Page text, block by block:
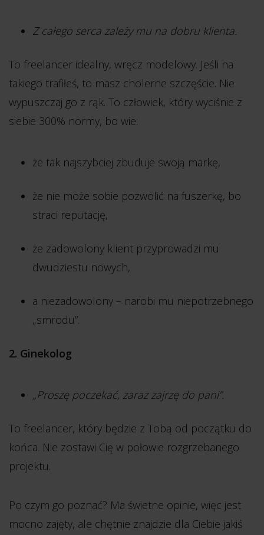
Z całego serca zależy mu na dobru klienta.
To freelancer idealny, wręcz modelowy. Jeśli na
takiego trafiłeś, to masz cholerne szczęście. Nie
wypuszczaj go z rąk. To człowiek, który wyciśnie z
siebie 300% normy, bo wie:
że tak najszybciej zbuduje swoją markę,
że nie może sobie pozwolić na fuszerkę, bo
straci reputację,
że zadowolony klient przyprowadzi mu
dwudziestu nowych,
a niezadowolony – narobi mu niepotrzebnego
„smrodu”.
2. Ginekolog
„Proszę poczekać, zaraz zajrzę do pani”.
To freelancer, który będzie z Tobą od początku do
końca. Nie zostawi Cię w połowie rozgrzebanego
projektu.
Po czym go poznać? Ma świetne opinie, więc jest
mocno zajęty, ale chętnie znajdzie dla Ciebie jakiś